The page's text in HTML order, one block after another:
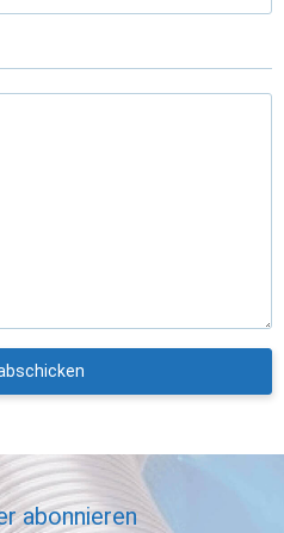
abonnieren